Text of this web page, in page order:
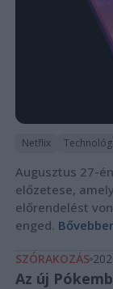
Netflix
Augusztus 27-
előzetese,
előrendelést
enged.
SZÓRAKOZÁS
Az új